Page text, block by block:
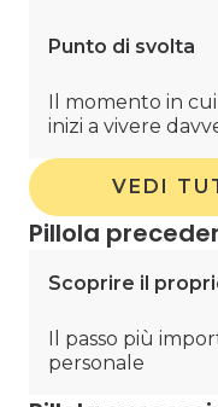
Punto di svolta
Il momento in
inizi a vivere
VEDI
Pillola
Scoprire il
Il passo più
personale